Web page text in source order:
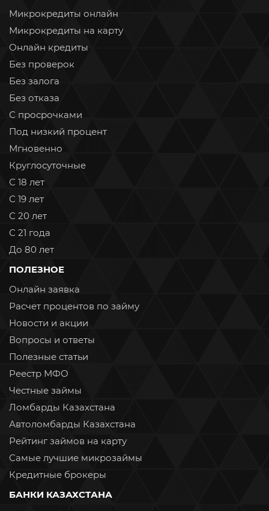
Микрокредиты онлайн
Микрокредиты на карту
Онлайн кредиты
Без проверок
Без залога
Без отказа
С просрочками
Под низкий процент
Мгновенно
Круглосуточные
С 18 лет
С 19 лет
С 20 лет
С 21 года
До 80 лет
ПОЛЕЗНОЕ
Онлайн заявка
Расчет процентов по займу
Новости и акции
Вопросы и ответы
Полезные статьи
Реестр МФО
Честные займы
Ломбарды Казахстана
Автоломбарды Казахстана
Рейтинг займов на карту
Самые лучшие микрозаймы
Кредитные брокеры
БАНКИ КАЗАХСТАНА